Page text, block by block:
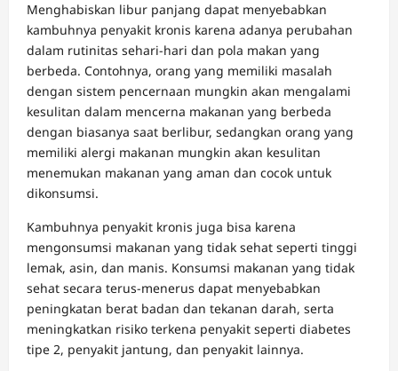
Menghabiskan libur panjang dapat menyebabkan
kambuhnya penyakit kronis karena adanya perubahan
dalam rutinitas sehari-hari dan pola makan yang
berbeda. Contohnya, orang yang memiliki masalah
dengan sistem pencernaan mungkin akan mengalami
kesulitan dalam mencerna makanan yang berbeda
dengan biasanya saat berlibur, sedangkan orang yang
memiliki alergi makanan mungkin akan kesulitan
menemukan makanan yang aman dan cocok untuk
dikonsumsi.
Kambuhnya penyakit kronis juga bisa karena
mengonsumsi makanan yang tidak sehat seperti tinggi
lemak, asin, dan manis. Konsumsi makanan yang tidak
sehat secara terus-menerus dapat menyebabkan
peningkatan berat badan dan tekanan darah, serta
meningkatkan risiko terkena penyakit seperti diabetes
tipe 2, penyakit jantung, dan penyakit lainnya.